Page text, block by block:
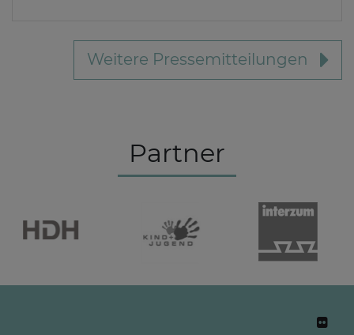
Weitere Pressemitteilungen
Partner